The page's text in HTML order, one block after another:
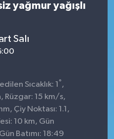
yağmur yağışlı
Salı
Sıcaklık: 1 ° ,
Rüzgar: 15 km/s,
Çiy Noktası: 1.1,
10 km, Gün
Batımı: 18:49